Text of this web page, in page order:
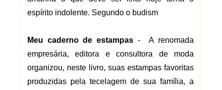
espírito indolente. Segundo o budism
Meu caderno de estampas - A renomada
empresária, editora e consultora de moda
organizou, neste livro, suas estampas favoritas
produzidas pela tecelagem de sua família, a